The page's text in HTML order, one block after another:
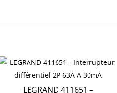
LEGRAND 411651 –